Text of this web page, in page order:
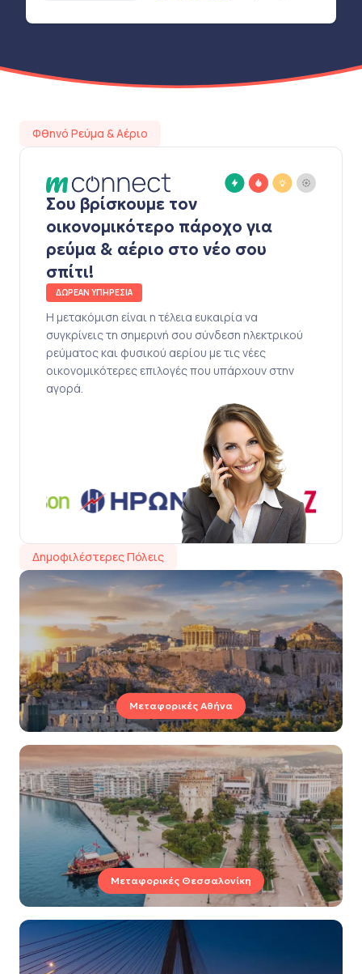
Φθηνό Ρεύμα & Αέριο
Σου βρίσκουμε τον
οικονομικότερο πάροχο για
ρεύμα & αέριο στο νέο σου
σπίτι!
ΔΩΡΕΑΝ ΥΠΗΡΕΣΙΑ
Η μετακόμιση είναι η τέλεια ευκαιρία να
συγκρίνεις τη σημερινή σου σύνδεση ηλεκτρικού
ρεύματος και φυσικού αερίου με τις νέες
οικονομικότερες επιλογές που υπάρχουν στην
αγορά.
Δημοφιλέστερες Πόλεις
Μεταφορικές Αθήνα
Μεταφορικές Θεσσαλονίκη